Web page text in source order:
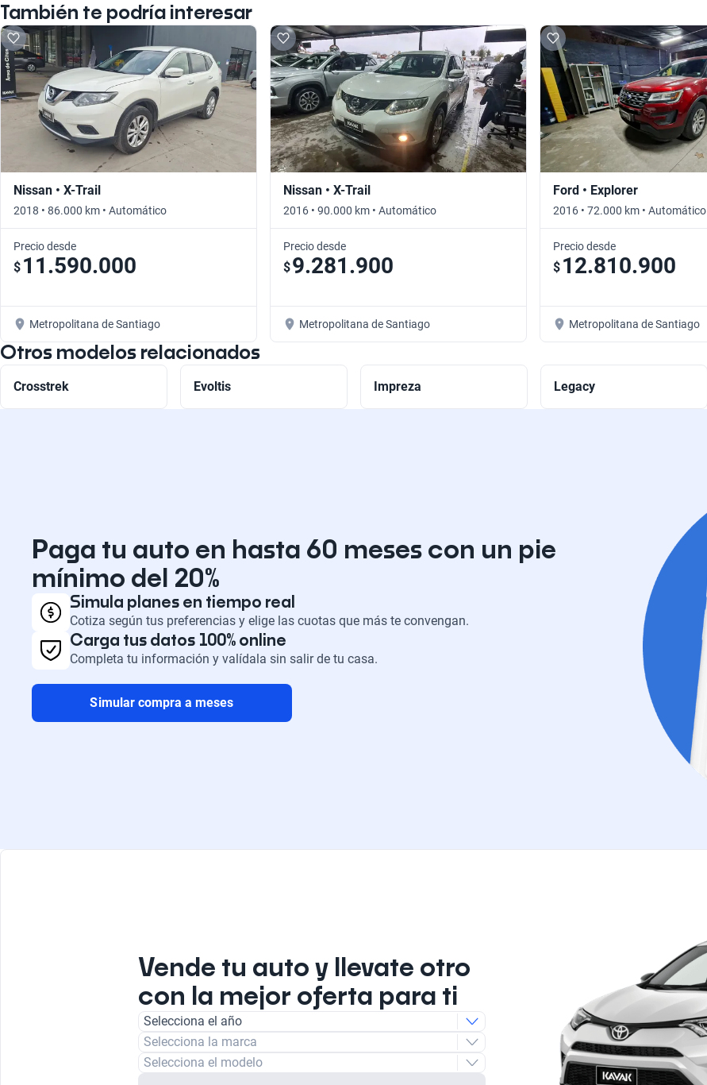
También te podría interesar
Nissan • X-Trail
2018 • 86.000 km • Automático
Precio desde
$ 11.590.000
Metropolitana de Santiago
Nissan • X-Trail
2016 • 90.000 km • Automático
Precio desde
$9.281.900
Metropolitana de Santiago
Ford • Explorer
2016 • 72.000 km • Automático
Precio desde
$ 12.810.900
Metropolitana de Santiago
Otros modelos relacionados
Crosstrek Evoltis Impreza Legacy
Paga tu auto en hasta 60 meses con un pie
mínimo del 20%
Simula planes en tiempo real
Cotiza según tus preferencias y elige las cuotas que más te convengan.
Carga tus datos 100% online
Completa tu información y valídala sin salir de tu casa.
Simular compra a meses
Vende tu auto y llevate otro
con la mejor oferta para ti
Selecciona el año
Selecciona la marca
Selecciona el modelo